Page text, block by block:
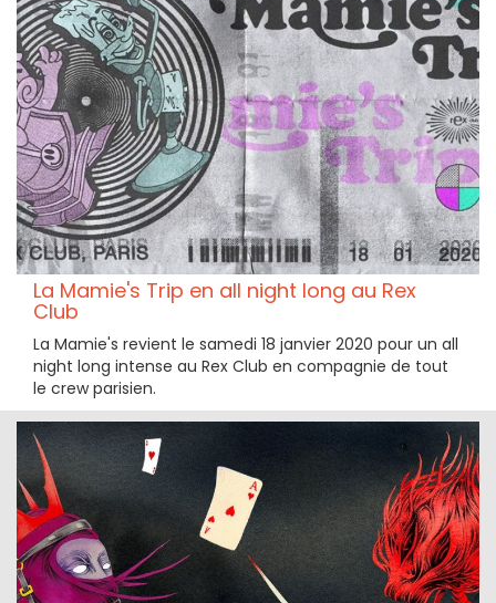
La Mamie's Trip en all night long au Rex
Club
La Mamie's revient le samedi 18 janvier 2020 pour un all
night long intense au Rex Club en compagnie de tout
le crew parisien.